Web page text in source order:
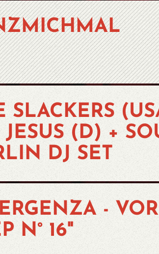
SLACKERS
JESUS (D) +
DJ SET
-
N° 16"